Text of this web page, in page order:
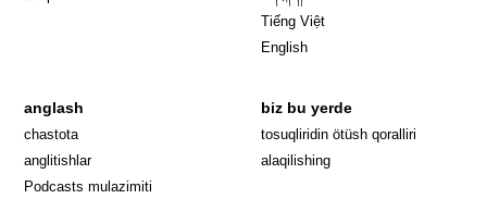
Tiếng Việt
English
anglash
chastota
anglitishlar
Podcasts mulazimiti
biz bu yerde
tosuqliridin ötüsh qoralliri
alaqilishing